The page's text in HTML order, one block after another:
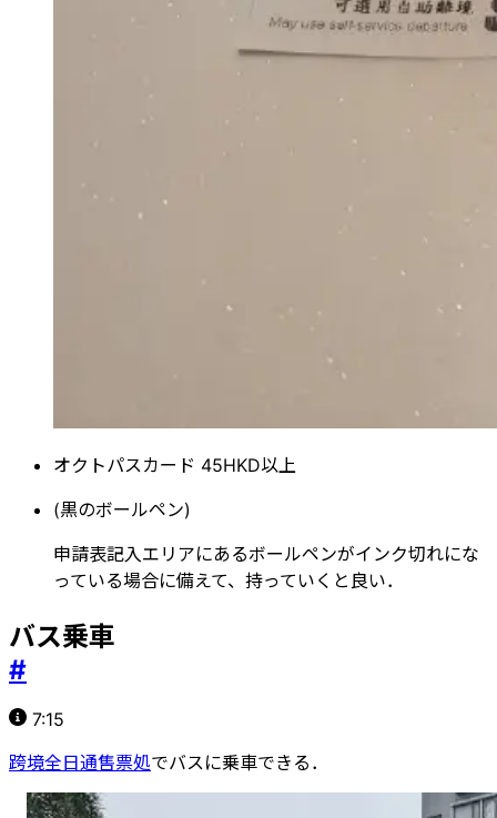
オクトパスカード 45HKD以上
(黒のボールペン)
申請表記入エリアにあるボールペンがインク切れにな
っている場合に備えて、持っていくと良い．
バス乗車
#
7:15
跨境全日通售票処でバスに乗車できる．